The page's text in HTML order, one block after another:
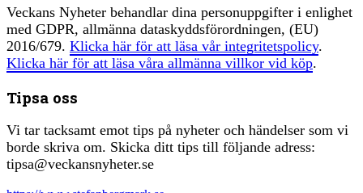
Veckans Nyheter behandlar dina personuppgifter i enlighet
med GDPR, allmänna dataskyddsförordningen, (EU)
2016/679. Klicka här för att läsa vår integritetspolicy.
Klicka här för att läsa våra allmänna villkor vid köp.
Tipsa oss
Vi tar tacksamt emot tips på nyheter och händelser som vi
borde skriva om. Skicka ditt tips till följande adress:
tipsa@veckansnyheter.se